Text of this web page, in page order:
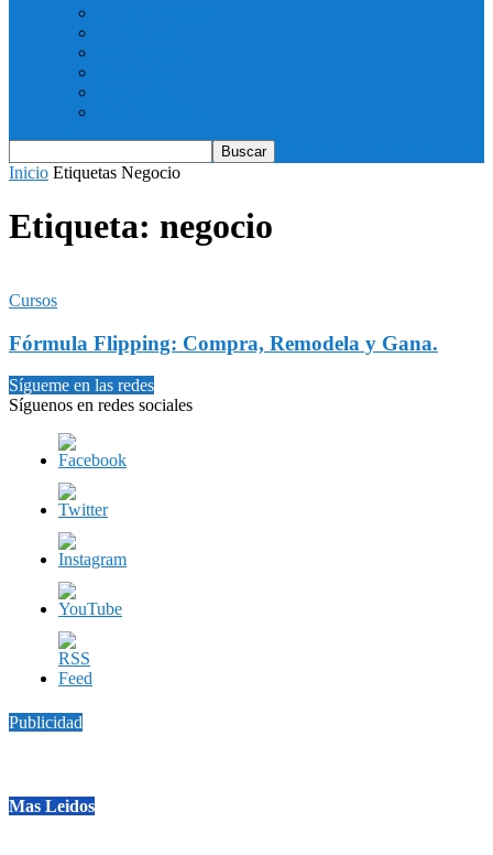
Inicio Etiquetas Negocio
Etiqueta: negocio
Cursos
Fórmula Flipping: Compra, Remodela y Gana.
Sígueme en las redes
Síguenos en redes sociales
Publicidad
Mas Leidos